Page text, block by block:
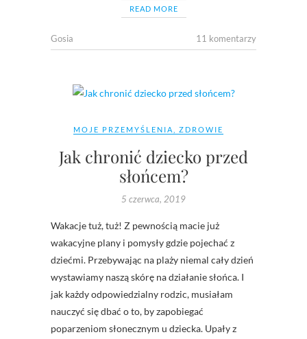
READ MORE
Gosia 11 komentarzy
MOJE PRZEMYŚLENIA ZDROWIE
Jak chronić dziecko przed
słońcem?
5 czerwca, 2019
Wakacje tuż, tuż! Z pewnością macie już
wakacyjne plany i pomysły gdzie pojechać z
dziećmi. Przebywając na plaży niemal cały dzień
wystawiamy naszą skórę na działanie słońca. I
jak każdy odpowiedzialny rodzic, musiałam
nauczyć się dbać o to, by zapobiegać
poparzeniom słonecznym u dziecka. Upały z